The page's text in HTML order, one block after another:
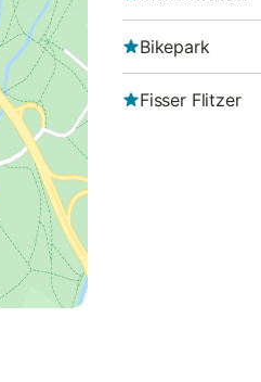
Bikepark
Fisser Flitzer